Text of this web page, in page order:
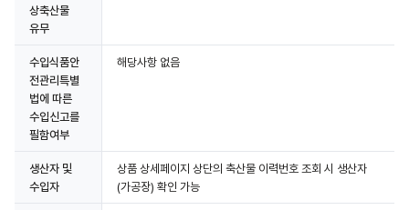
상축산물
유무
수입식품안
전관리특별
법에 따른
수입신고를
필함여부
해당사항 없음
생산자 및
수입자
상품 상세페이지 상단의 축산물 이력번호 조회 시 생산자
(가공장) 확인 가능